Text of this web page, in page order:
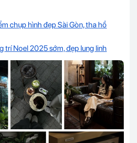
chụp hình đẹp Sài Gòn, tha hồ
trí Noel 2025 sớm, đẹp lung linh